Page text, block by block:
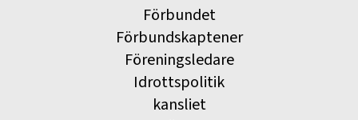
Förbundet
Förbundskaptener
Föreningsledare
Idrottspolitik
kansliet